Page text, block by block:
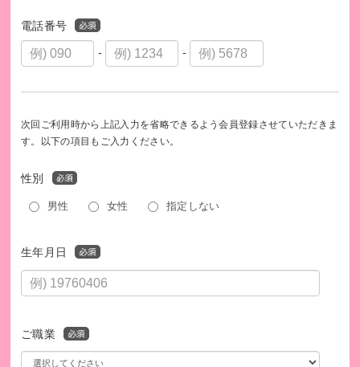
電話番号
- -
次回ご利用時から上記入力を省略できるよう会員登録させていただきま
す。以下の項目もご入力ください。
性別
男性 女性 指定しない
生年月日
ご職業